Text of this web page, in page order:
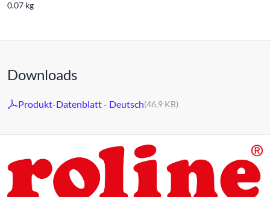
0.07 kg
Downloads
Produkt-Datenblatt - Deutsch(46,9 KB)